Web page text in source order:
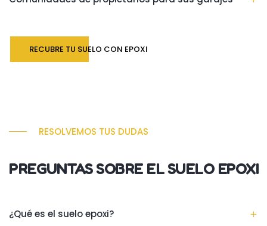
RECUBRE TU SUELO CON EPOXI
RESOLVEMOS TUS DUDAS
PREGUNTAS SOBRE EL SUELO EPOXI
¿Qué es el suelo epoxi?